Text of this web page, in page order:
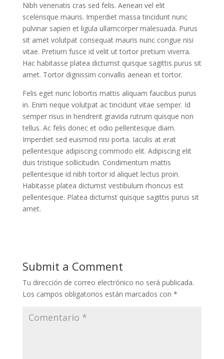
Nibh venenatis cras sed felis. Aenean vel elit
scelerisque mauris. Imperdiet massa tincidunt nunc
pulvinar sapien et ligula ullamcorper malesuada. Purus
sit amet volutpat consequat mauris nunc congue nisi
vitae. Pretium fusce id velit ut tortor pretium viverra.
Hac habitasse platea dictumst quisque sagittis purus sit
amet. Tortor dignissim convallis aenean et tortor.
Felis eget nunc lobortis mattis aliquam faucibus purus
in. Enim neque volutpat ac tincidunt vitae semper. Id
semper risus in hendrerit gravida rutrum quisque non
tellus. Ac felis donec et odio pellentesque diam.
Imperdiet sed euismod nisi porta. Iaculis at erat
pellentesque adipiscing commodo elit. Adipiscing elit
duis tristique sollicitudin. Condimentum mattis
pellentesque id nibh tortor id aliquet lectus proin.
Habitasse platea dictumst vestibulum rhoncus est
pellentesque. Platea dictumst quisque sagittis purus sit
amet.
Submit a Comment
Tu dirección de correo electrónico no será publicada.
Los campos obligatorios están marcados con *